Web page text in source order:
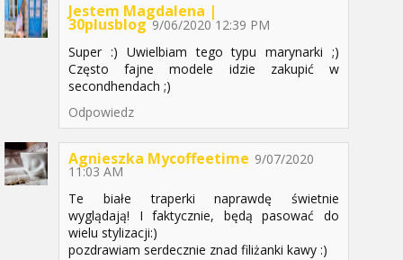
Jestem Magdalena |
30plusblog 9/06/2020 12:39 PM
Super :) Uwielbiam tego typu marynarki ;)
Często fajne modele idzie zakupić w
secondhendach ;)
Odpowiedz
Agnieszka Mycoffeetime 9/07/2020
11:03 AM
Te białe traperki naprawdę świetnie
wyglądają! I faktycznie, będą pasować do
wielu stylizacji:)
pozdrawiam serdecznie znad filiżanki kawy :)